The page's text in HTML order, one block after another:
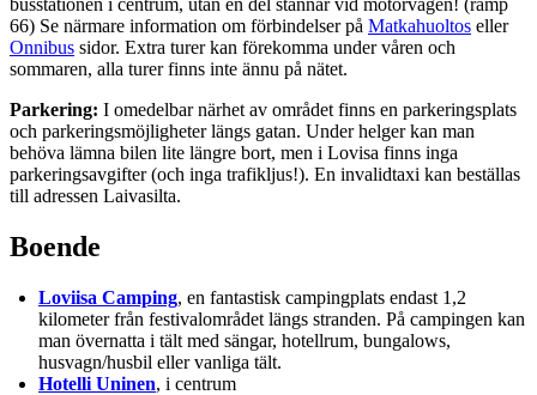
busstationen i centrum, utan en del stannar vid motorvägen! (ramp
66) Se närmare information om förbindelser på Matkahuoltos eller
Onnibus sidor. Extra turer kan förekomma under våren och
sommaren, alla turer finns inte ännu på nätet.
Parkering: I omedelbar närhet av området finns en parkeringsplats
och parkeringsmöjligheter längs gatan. Under helger kan man
behöva lämna bilen lite längre bort, men i Lovisa finns inga
parkeringsavgifter (och inga trafikljus!). En invalidtaxi kan beställas
till adressen Laivasilta.
Boende
Loviisa Camping, en fantastisk campingplats endast 1,2
kilometer från festivalområdet längs stranden. På campingen kan
man övernatta i tält med sängar, hotellrum, bungalows,
husvagn/husbil eller vanliga tält.
Hotelli Uninen, i centrum